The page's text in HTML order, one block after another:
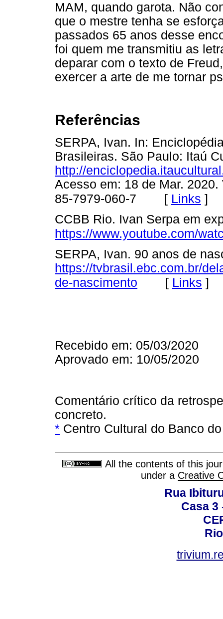
MAM, quando garota. Não
que o mestre tenha se
passados 65 anos desse
foi quem me transmitiu as
deparar com o texto de
exercer a arte de me tornar
Referências
SERPA, Ivan. In:
Brasileiras. São Paulo: Itaú
http://
Acesso em: 18 de Mar.
85-7979-060-7 [ Links ]
CCBB Rio. Ivan Serpa em
https://www.youtube.com/
SERPA, Ivan. 90 anos de
https://tvbrasil.ebc.com.br/
de-nascimento [ Links ]
Recebido em: 05/03/2020
Aprovado em: 10/05/2020
Comentário crítico da
concreto.
* Centro Cultural do Banco
All the contents of this
under a Creative
Rua
Casa 3